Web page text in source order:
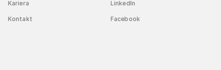
Kariera
Kontakt
LinkedIn
Facebook